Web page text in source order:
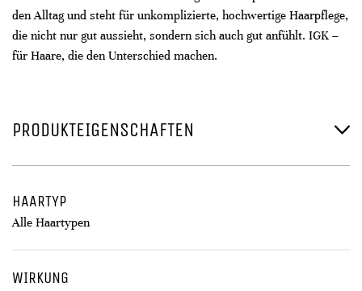
den Alltag und steht für unkomplizierte, hochwertige Haarpflege,
die nicht nur gut aussieht, sondern sich auch gut anfühlt. IGK –
für Haare, die den Unterschied machen.
PRODUKTEIGENSCHAFTEN
HAARTYP
Alle Haartypen
WIRKUNG